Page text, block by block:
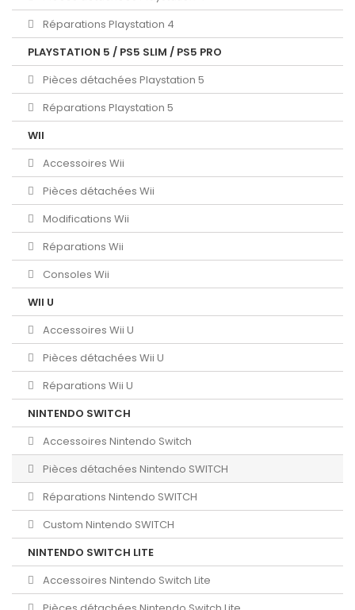
Réparations Playstation 4
PLAYSTATION 5 / PS5 SLIM / PS5 PRO
Pièces détachées Playstation 5
Réparations Playstation 5
WII
Accessoires Wii
Pièces détachées Wii
Modifications Wii
Réparations Wii
Consoles Wii
WII U
Accessoires Wii U
Pièces détachées Wii U
Réparations Wii U
NINTENDO SWITCH
Accessoires Nintendo Switch
Pièces détachées Nintendo SWITCH
Réparations Nintendo SWITCH
Custom Nintendo SWITCH
NINTENDO SWITCH LITE
Accessoires Nintendo Switch Lite